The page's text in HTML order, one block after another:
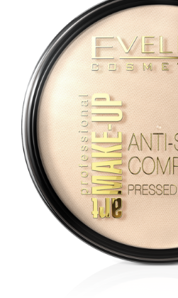
KOSÁRBA TESZEM /